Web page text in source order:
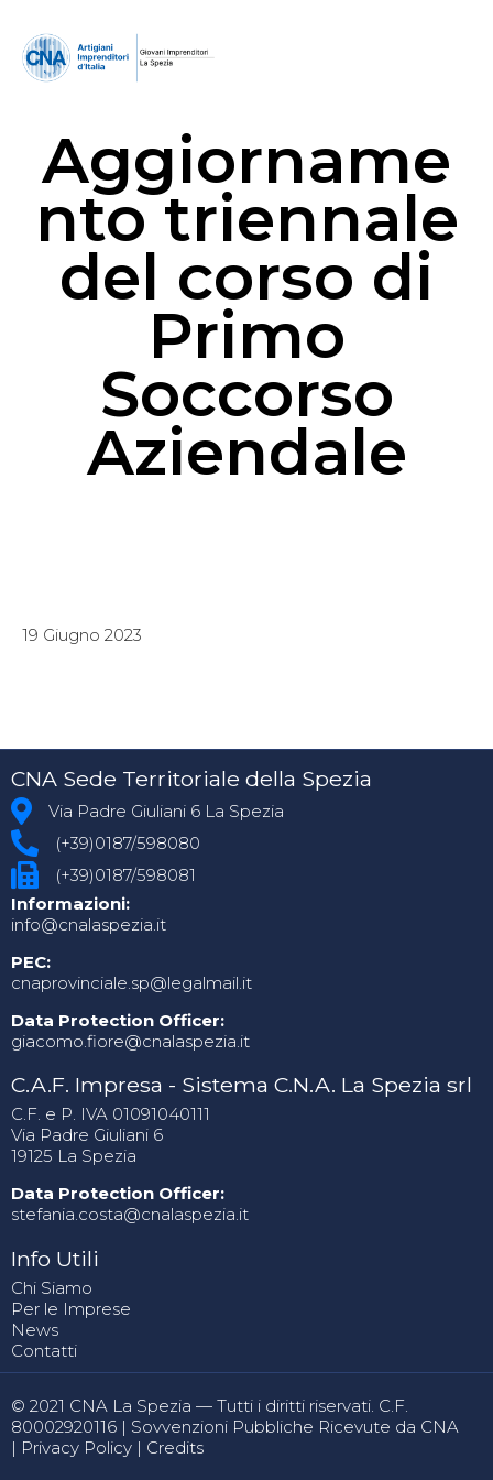
Aggiorname
nto triennale
del corso di
Primo
Soccorso
Aziendale
19 Giugno 2023
CNA Sede Territoriale della Spezia
Via Padre Giuliani 6 La Spezia
(+39)0187/598080
(+39)0187/598081
Informazioni:
info@cnalaspezia.it
PEC:
cnaprovinciale.sp@legalmail.it
Data Protection Officer:
giacomo.fiore@cnalaspezia.it
C.A.F. Impresa - Sistema C.N.A. La Spezia srl
C.F. e P. IVA 01091040111
Via Padre Giuliani 6
19125 La Spezia
Data Protection Officer:
stefania.costa@cnalaspezia.it
Info Utili
Chi Siamo
Per le Imprese
News
Contatti
© 2021 CNA La Spezia — Tutti i diritti riservati. C.F.
80002920116 | Sovvenzioni Pubbliche Ricevute da CNA
| Privacy Policy | Credits